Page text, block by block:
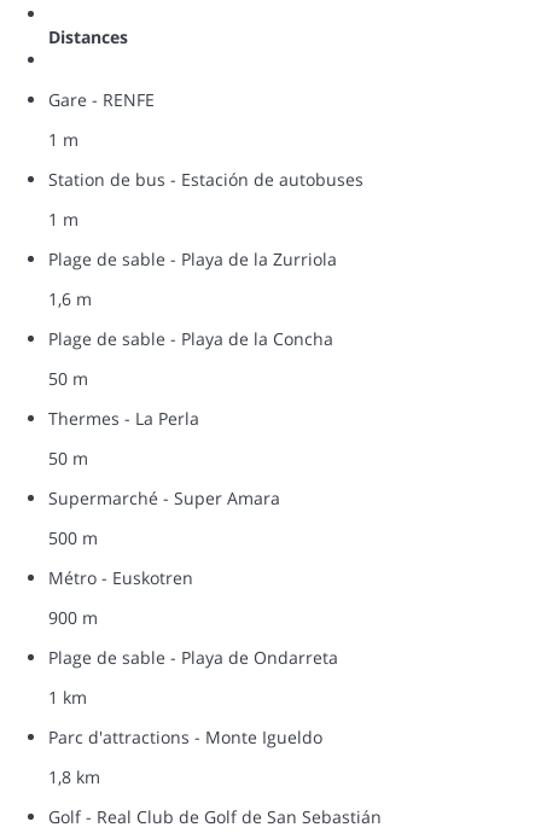
Distances
Gare - RENFE
1 m
Station de bus - Estación de autobuses
1 m
Plage de sable - Playa de la Zurriola
1,6 m
Plage de sable - Playa de la Concha
50 m
Thermes - La Perla
50 m
Supermarché - Super Amara
500 m
Métro - Euskotren
900 m
Plage de sable - Playa de Ondarreta
1 km
Parc d'attractions - Monte Igueldo
1,8 km
Golf - Real Club de Golf de San Sebastián